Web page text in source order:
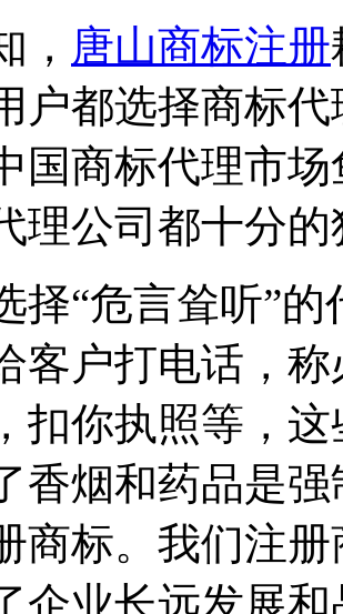
， 唐山商标注册
户都选择商标
国商标代理市
理公司都十分
择“危言耸听”
客户打电话，
扣你执照等，
香烟和药品是
商标。我们注
企业长远发展